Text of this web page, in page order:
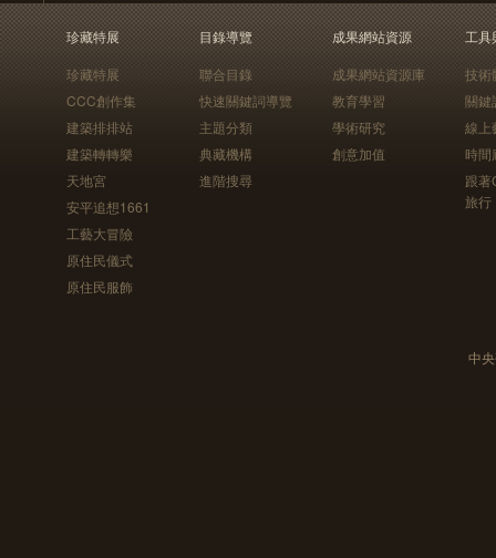
珍藏特展
珍藏特展
CCC創作集
建築排排站
建築轉轉樂
天地宮
安平追想1661
工藝大冒險
原住民儀式
原住民服飾
目錄導覽
聯合目錄
快速關鍵詞導覽
主題分類
典藏機構
進階搜尋
成果網站資源
成果網站資源庫
教育學習
學術研究
創意加值
工具
技術
關鍵
線上
時間
跟
旅行
中